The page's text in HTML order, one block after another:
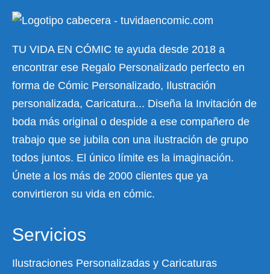
TU VIDA EN CÓMIC te ayuda desde 2018 a
encontrar ese Regalo Personalizado perfecto en
forma de Cómic Personalizado, Ilustración
personalizada, Caricatura... Diseña la Invitación de
boda más original o despide a ese compañero de
trabajo que se jubila con una ilustración de grupo
todos juntos. El único límite es la imaginación.
Únete a los más de 2000 clientes que ya
convirtieron su vida en cómic.
Servicios
Ilustraciones Personalizadas y Caricaturas